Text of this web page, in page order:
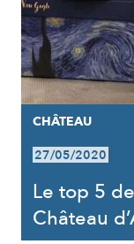
CHÂTEAU
27/05/2020
Le top 5
Château